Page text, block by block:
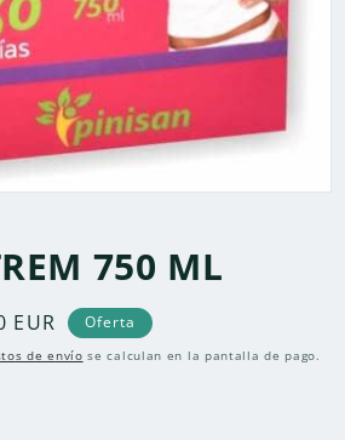
750 ML
EUR Oferta
de envío se calculan en la pantalla de pago.